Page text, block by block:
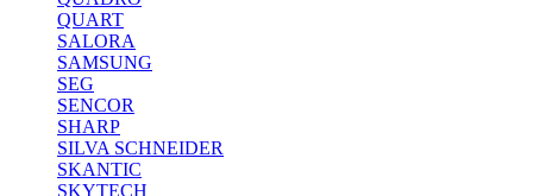
QUART
SALORA
SAMSUNG
SEG
SENCOR
SHARP
SILVA SCHNEIDER
SKANTIC
SKYTECH